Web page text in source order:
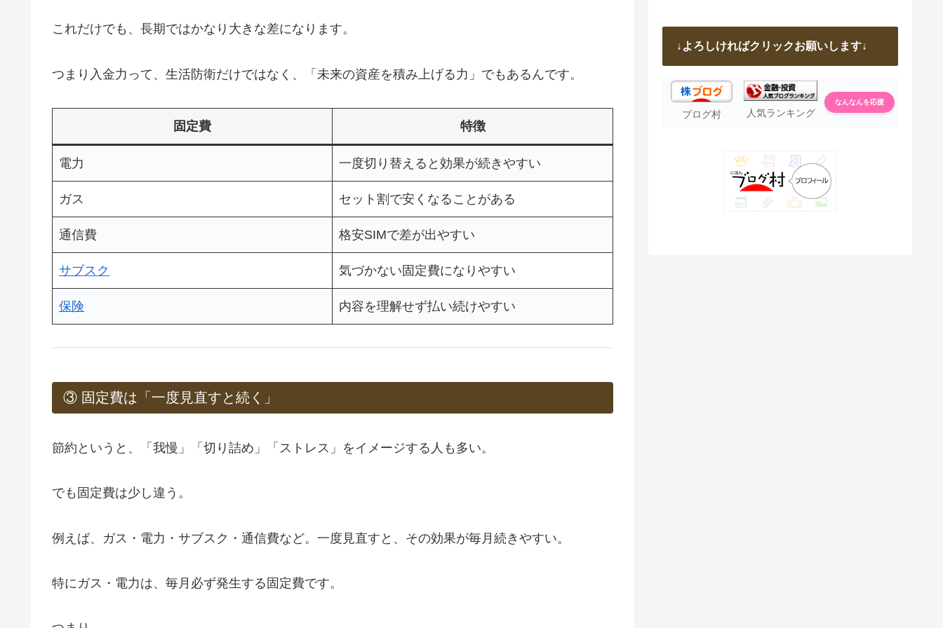
これだけでも、長期ではかなり大きな差になります。
つまり入金力って、生活防衛だけではなく、「未来の資産を積み上げる力」でもあるんです。
固定費 特徴
電力 一度切り替えると効果が続きやすい
ガス セット割で安くなることがある
通信費 格安SIMで差が出やすい
サブスク 気づかない固定費になりやすい
保険 内容を理解せず払い続けやすい
③ 固定費は「一度見直すと続く」
節約というと、「我慢」「切り詰め」「ストレス」をイメージする人も多い。
でも固定費は少し違う。
例えば、ガス・電力・サブスク・通信費など。一度見直すと、その効果が毎月続きやすい。
特にガス・電力は、毎月必ず発生する固定費です。
↓よろしければクリックお願いします↓
ブログ村 人気ランキング
なんなんを応援